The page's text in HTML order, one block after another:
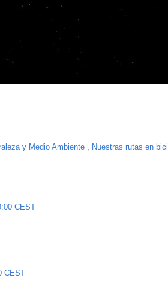
y Medio Ambiente Nuestras rutas en bici
CEST
CEST